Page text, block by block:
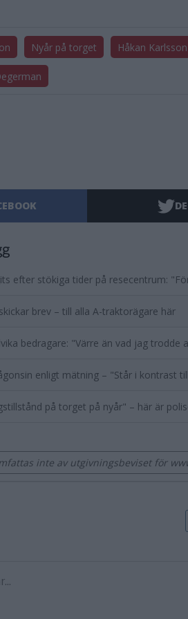
Nyår på torget Håkan Karlsson
efter stökiga tider på resecentrum:
brev – till alla A-traktorägare här
bedragare: "Värre än vad jag trodde
enligt mätning – "Står i kontrast
på torget på nyår" – här är
inte av utgivningsbeviset för